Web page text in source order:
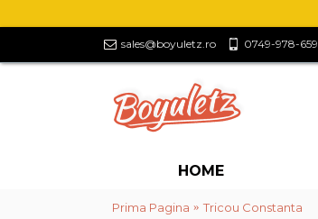
sales@boyuletz.ro 0749-978-659
HOME
Prima Pagina Tricou Constanta